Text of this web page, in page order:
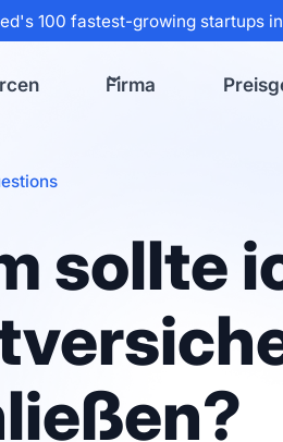
100 fastest-growing startups
Firma
sollte